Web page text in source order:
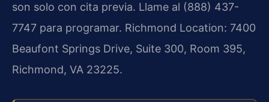
son solo con cita previa. Llame al (888) 437-
7747 para programar. Richmond Location: 7400
Beaufont Springs Drive, Suite 300, Room 395,
Richmond, VA 23225.